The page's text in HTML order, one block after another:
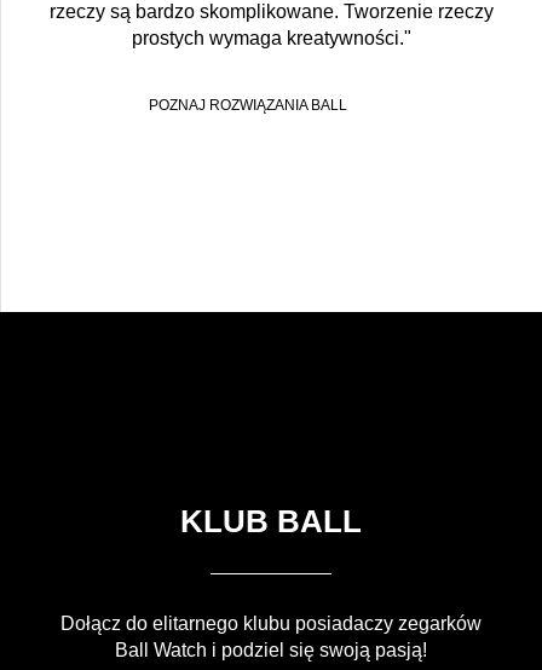
rzeczy są bardzo skomplikowane. Tworzenie rzeczy
prostych wymaga kreatywności."
POZNAJ ROZWIĄZANIA BALL
KLUB BALL
Dołącz do elitarnego klubu posiadaczy zegarków
Ball Watch i podziel się swoją pasją!